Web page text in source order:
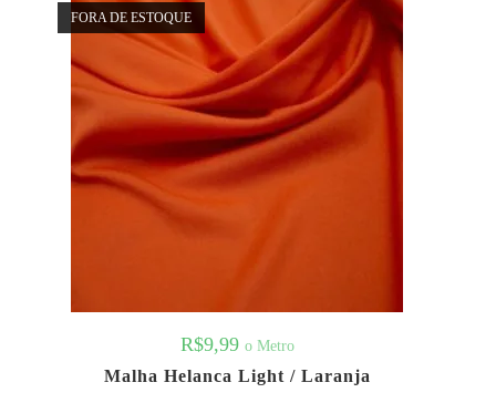
FORA DE ESTOQUE
R$9,99 o Metro
Malha Helanca Light / Laranja